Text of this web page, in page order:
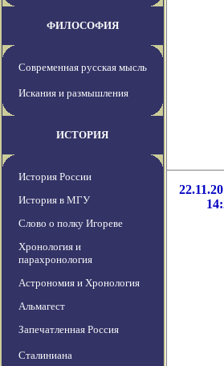
ФИЛОСОФИЯ
Современная русская мысль
Искания и размышления
ИСТОРИЯ
История России
История в МГУ
Слово о полку Игореве
Хронология и
парахронология
Астрономия и Хронология
Альмагест
Запечатленная Россия
Сталиниана